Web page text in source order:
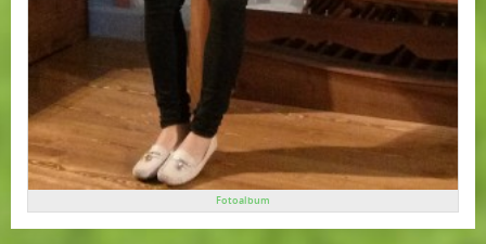
Fotoalbum